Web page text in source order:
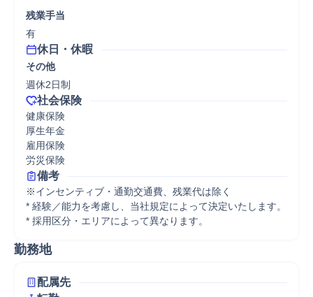
残業手当
有
休日・休暇
その他
社会保険
健康保険
厚生年金
雇用保険
労災保険
備考
※インセンティブ・通勤交通費、残業代は除く
* 経験／能力を考慮し、当社規定によって決定いたします。
* 採用区分・エリアによって異なります。
勤務地
配属先